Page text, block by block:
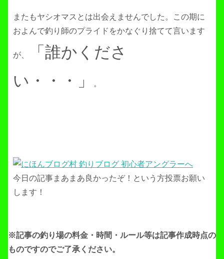
またもヤシオマスとは出会えませんでした。この期に
およんで釣り師のプライドをかなぐり捨てて言います
が、
「誰かくださ
い・・・」
。
今日の記事まあまあ良かったぞ！という方投票お願い
します！
※記事の釣り場の料金・時間・ルール等は記事作成時点の
ものですのでご了承ください。